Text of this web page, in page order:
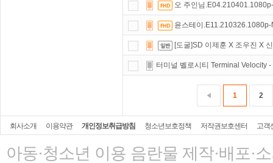
오 주인님
윤스테이.E11.210326.1080p-
[도굴]SD 이제훈 X 조우진 X
터미널 벨로시티 Terminal Velocity
1 2
회사소개 이용약관 개인정보취급방침 청소년보호정책 저작권보호센터 고객
아동·청소년 이용 음란물 제작·배포·